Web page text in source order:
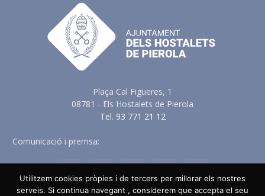
Plaça Cal Figueres, 1
08781 - Els Hostalets de Pierola
Tel. 93 771 21 12
Comunicació i premsa:
Utilitzem cookies pròpies i de tercers per millorar els nostres
serveis. Si continua navegant , considerem que accepta el seu